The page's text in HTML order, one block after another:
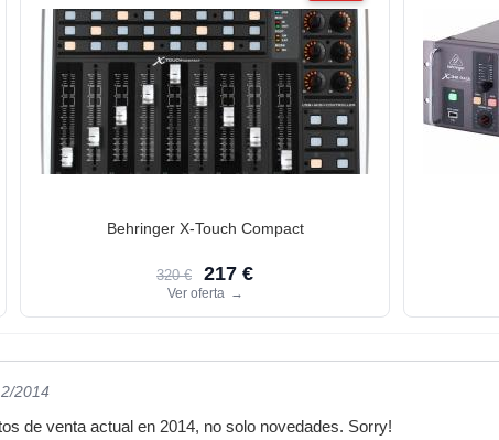
Behringer X-Touch Compact
320 € 217 €
Ver oferta →
2014
de venta actual en 2014, no solo novedades. Sorry!